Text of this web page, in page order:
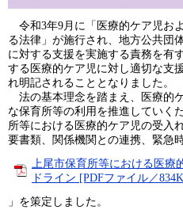
令和3年9月に「医療的ケア児お
る法律」が施行され、地方公共団
に対する支援を実施する責務を有
する医療的ケア児に対し適切な支
れ明記されることとなりました。
法の基本理念を踏まえ、医療的
な保育所等の利用を推進していく
所等における医療的ケア児の受入
要書類、関係機関との連携、緊急
上尾市保育所等における医
ドライン [PDFファイル／
」を策定しました。